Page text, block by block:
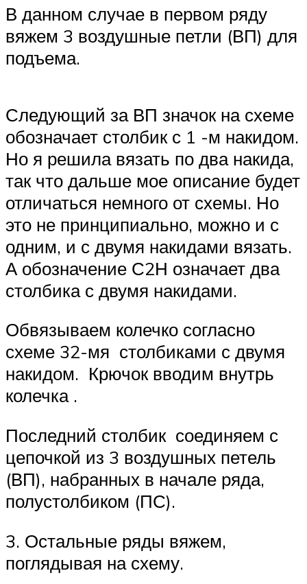
В данном случае в первом ряду
вяжем 3 воздушные петли (ВП) для
подъема.
Следующий за ВП значок на схеме
обозначает столбик с 1 -м накидом.
Но я решила вязать по два накида,
так что дальше мое описание будет
отличаться немного от схемы. Но
это не принципиально, можно и с
одним, и с двумя накидами вязать.
А обозначение С2Н означает два
столбика с двумя накидами.
Обвязываем колечко согласно
схеме 32-мя столбиками с двумя
накидом. Крючок вводим внутрь
колечка .
Последний столбик соединяем с
цепочкой из 3 воздушных петель
(ВП), набранных в начале ряда,
полустолбиком (ПС).
3. Остальные ряды вяжем,
поглядывая на схему.